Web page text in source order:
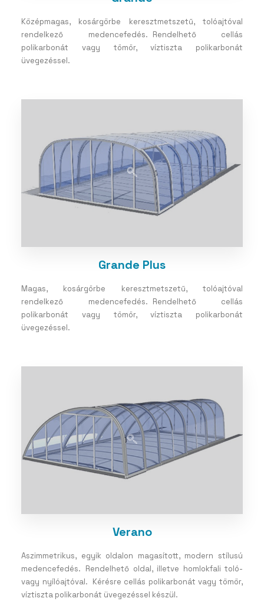
Középmagas, kosárgörbe keresztmetszetű, tolóajtóval
rendelkező medencefedés. Rendelhető cellás
polikarbonát vagy tömör, víztiszta polikarbonát
üvegezéssel.
Grande Plus
Magas, kosárgörbe keresztmetszetű, tolóajtóval
rendelkező medencefedés. Rendelhető cellás
polikarbonát vagy tömör, víztiszta polikarbonát
üvegezéssel.
Verano
Aszimmetrikus, egyik oldalon magasított, modern stílusú
medencefedés. Rendelhető oldal, illetve homlokfali toló-
vagy nyílóajtóval. Kérésre cellás polikarbonát vagy tömör,
víztiszta polikarbonát üvegezéssel készül.